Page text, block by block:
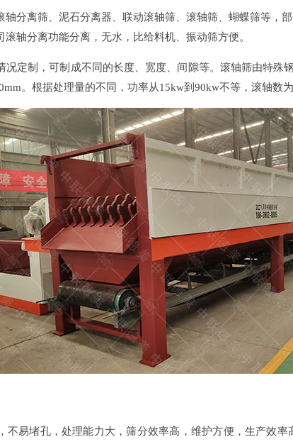
轴分离筛、泥石分离器、联动滚轴筛、滚轴筛、蝴蝶筛等，
轴分离功能分离，无水，比给料机、振动筛方便。
况定制，可制成不同的长度、宽度、间隙等。滚轴筛由特殊
。根据处理量的不同，功率从15kw到90kw不等，滚轴数
不易堵孔，处理能力大，筛分效率高，维护方便，生产效率